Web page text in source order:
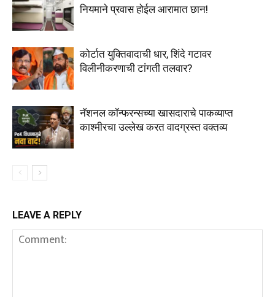
नियमाने प्रवास होईल आरामात छान!
कोर्टात युक्तिवादाची धार, शिंदे गटावर
विलीनीकरणाची टांगती तलवार?
नॅशनल कॉन्फरन्सच्या खासदाराचे पाकव्याप्त
काश्मीरचा उल्लेख करत वादग्रस्त वक्तव्य
LEAVE A REPLY